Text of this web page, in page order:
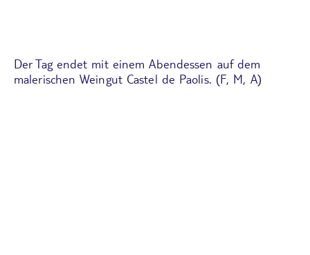
Der Tag endet mit einem Abendessen auf dem
malerischen Weingut Castel de Paolis. (F, M, A)